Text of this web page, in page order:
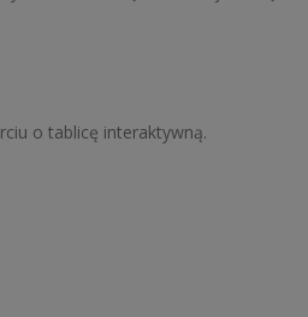
o tablicę interaktywną.